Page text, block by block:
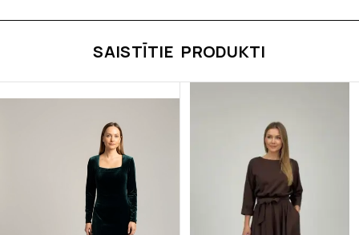
SAISTĪTIE PRODUKTI